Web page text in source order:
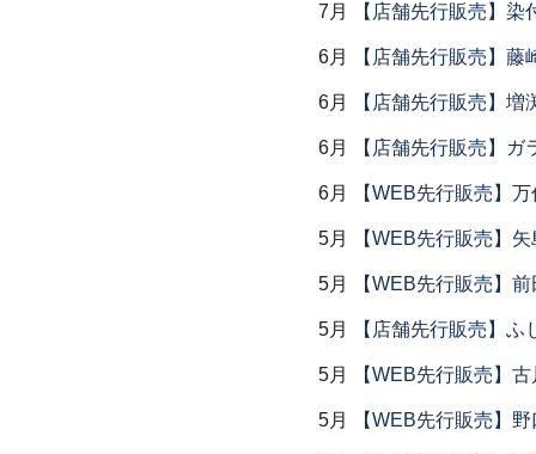
7月 【店舗先行販売】染
6月 【店舗先行販売】
6月 【店舗先行販売】増
6月 【店舗先行販売】ガ
6月 【WEB先行販売】
5月 【WEB先行販売】
5月 【WEB先行販売】
5月 【店舗先行販売】ふ
5月 【WEB先行販売】
5月 【WEB先行販売】